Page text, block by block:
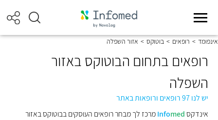
אינפומד > רופאים > בוטוקס > אזור השפלה
רופאים בתחום הבוטוקס באזור
השפלה
יש לנו 97 רופאים ורופאות באתר
אינדקס
Infomed
מרכז לך מבחר רופאים העוסקים בבוטוקס באזור